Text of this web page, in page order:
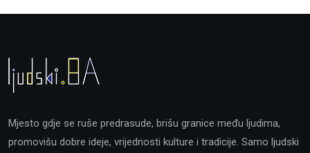
Mjesto gdje se ruše predrasude, brišu granice među ljudima,
promovišu dobre ideje, vrijednosti kulture i tradicije. Samo ljudski